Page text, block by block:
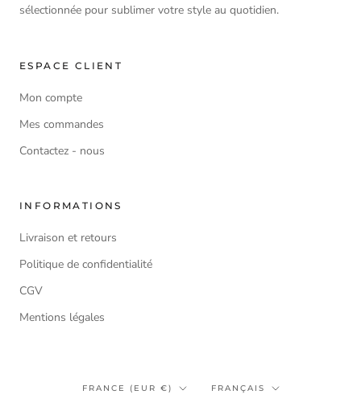
sélectionnée pour sublimer votre style au quotidien.
ESPACE CLIENT
Mon compte
Mes commandes
Contactez - nous
INFORMATIONS
Livraison et retours
Politique de confidentialité
CGV
Mentions légales
Pays/région
FRANCE (EUR €) Langue
FRANÇAIS